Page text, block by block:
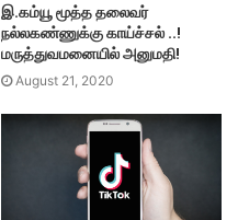
இ.கம்யூ மூத்த தலைவர்
நல்லகண்ணுக்கு காய்ச்சல் ..!
மருத்துவமனையில் அனுமதி!
August 21, 2020